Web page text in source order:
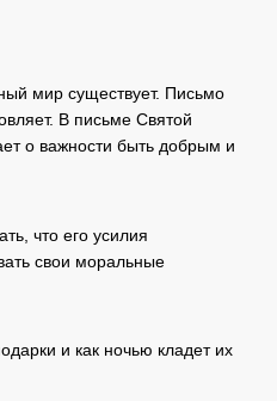
мир существует. Письмо
В письме Святой
о важности быть добрым и
что его усилия
свои моральные
и как ночью кладет их